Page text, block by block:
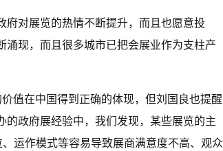
府对展览的热情不断提升，而且也愿意投
涌现，而且很多城市已把会展业作为支柱产
值在中国得到正确的体现，但刘国良也提醒
的政府展经验中，我们发现，某些展览的主
运作模式等容易导致展商满意度不高、观众